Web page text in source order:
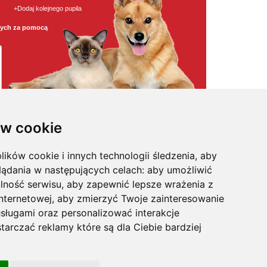
cookie
cookie i innych technologii śledzenia, aby
w następujących celach: aby umożliwić
serwisu, aby zapewnić lepsze wrażenia z
, aby zmierzyć Twoje zainteresowanie
oraz personalizować interakcje
reklamy które są dla Ciebie bardziej
+Dodaj kolejnego pupila
za pomocą
,pielęgnacja odstraszacze psów,witaminy / odżywki,na
legowiska dla psa maty samochodowe
karmy w super cenach ,posezonowa wyprzedaż,
, profilaktyka ,
Felix, Gourmet, Happy Dog, Hills, IAMS, Kitekat, Mera Dog,
Size , Sanabelle, Sheba, Versele-Laga